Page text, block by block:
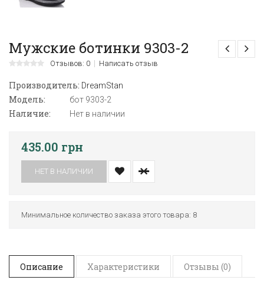
Мужские ботинки 9303-2
Отзывов: 0 Написать отзыв
Производитель: DreamStan
Модель: бот 9303-2
Наличие: Нет в наличии
435.00 грн
НЕТ В НАЛИЧИИ
Минимальное количество заказа этого товара: 8
Описание Характеристики Отзывы (0)